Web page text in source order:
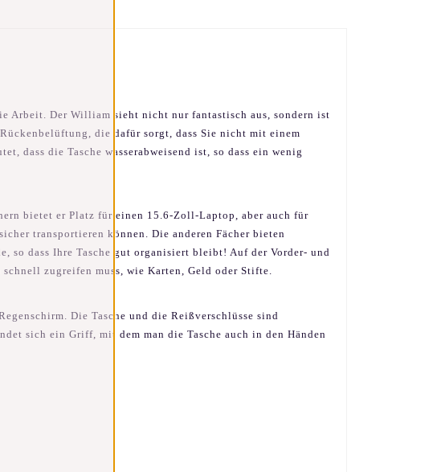
Arbeit. Der William sieht nicht nur fantastisch aus, sondern ist
die dafür sorgt, dass Sie nicht mit einem
dass die Tasche wasserabweisend ist, so dass ein wenig
bietet er Platz für einen 15.6-Zoll-Laptop, aber auch für
transportieren können. Die anderen Fächer bieten
so dass Ihre Tasche gut organisiert bleibt! Auf der Vorder- und
zugreifen muss, wie Karten, Geld oder Stifte.
Die Tasche und die Reißverschlüsse sind
sich ein Griff, mit dem man die Tasche auch in den Händen